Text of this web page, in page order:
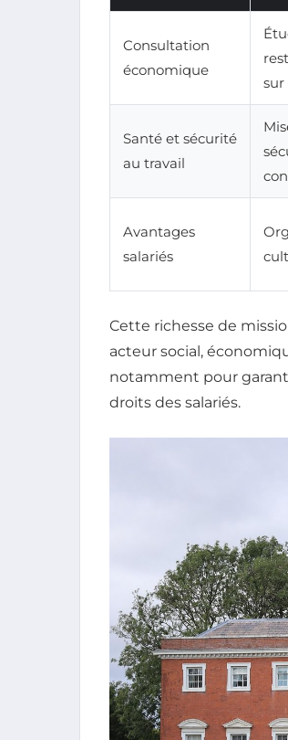
Consultation
économique
sur
Santé et sécurité
au travail
Avantages
salariés
Cette richesse de
acteur social,
notamment pour
droits des salariés.